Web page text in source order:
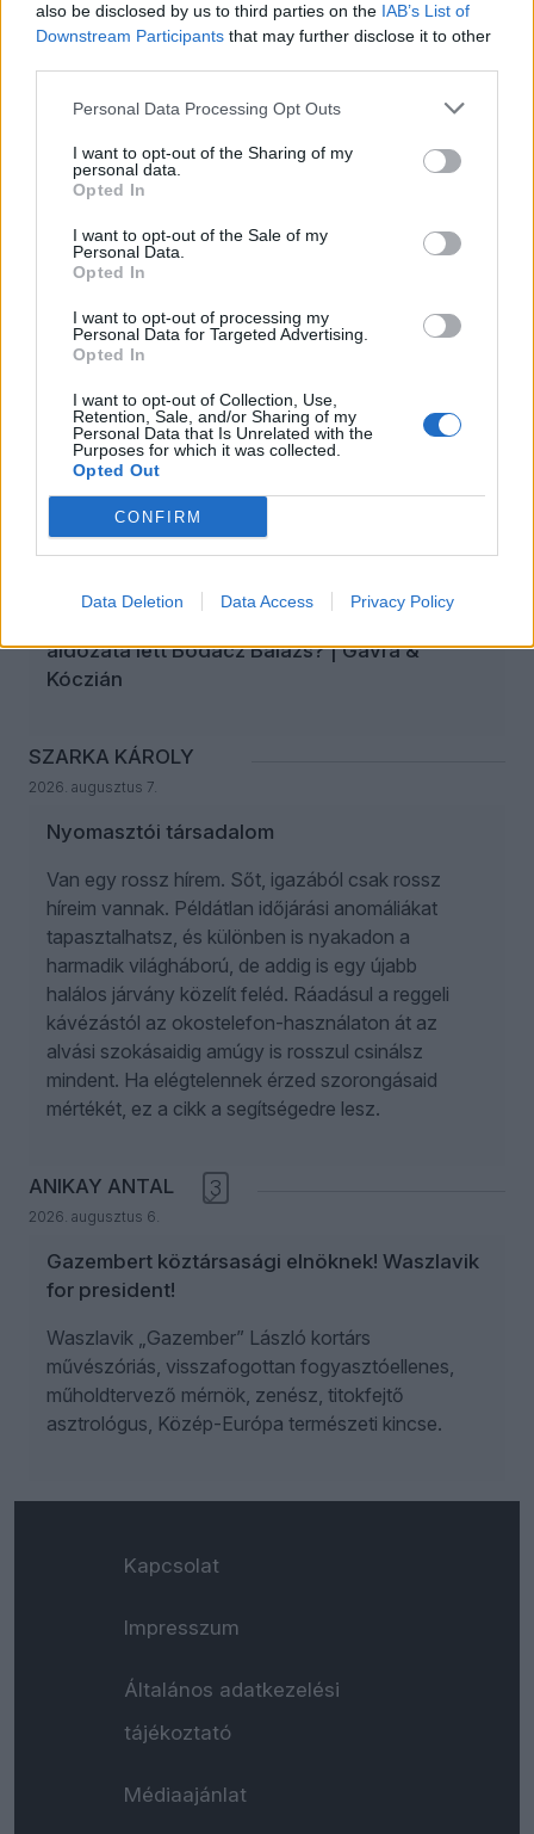
also be disclosed by us to third parties on the IAB’s List of
Downstream Participants that may further disclose it to other
Personal Data Processing Opt Outs
I want to opt-out of the Sharing of my
personal data.
Opted In
I want to opt-out of the Sale of my
Personal Data.
Opted In
I want to opt-out of processing my
Personal Data for Targeted Advertising.
Opted In
I want to opt-out of Collection, Use,
Retention, Sale, and/or Sharing of my
Personal Data that Is Unrelated with the
Purposes for which it was collected.
Opted Out
CONFIRM
Data Deletion Data Access Privacy Policy
Az animátorkultúra vízállása
A hőkupola, az aszály és a vízhiány közepette
fellángolt a vízlépcsővita, miközben a lojális
polgárok tovább erősíthetik identitásukat, és újabb
szintre léphetnek a társadalmi társasjátékban,
számon tarthatják napi jócselekedeteiket,
leleplezhetik az ellenséget, s minderről eszmét
cserélhetnek a többi önkorlátozó polgárral.
Schiffer András: szégyen, amit Magyar Péter
kormányzás címén művel
áldozata lett Bodacz Balázs? | Gavra &
Kóczián
SZARKA KÁROLY
2026. augusztus 7.
Nyomasztói társadalom
Van egy rossz hírem. Sőt, igazából csak rossz
híreim vannak. Példátlan időjárási anomáliákat
tapasztalhatsz, és különben is nyakadon a
harmadik világháború, de addig is egy újabb
halálos járvány közelít feléd. Ráadásul a reggeli
kávézástól az okostelefon-használaton át az
alvási szokásaidig amúgy is rosszul csinálsz
mindent. Ha elégtelennek érzed szorongásaid
mértékét, ez a cikk a segítségedre lesz.
ANIKAY ANTAL
2026. augusztus 6.
3
Gazembert köztársasági elnöknek! Waszlavik
for president!
Waszlavik „Gazember” László kortárs
művészóriás, visszafogottan fogyasztóellenes,
műholdtervező mérnök, zenész, titokfejtő
asztrológus, Közép-Európa természeti kincse.
Kapcsolat
Impresszum
Általános adatkezelési
tájékoztató
Médiaajánlat